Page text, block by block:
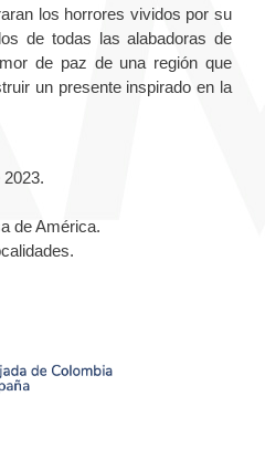
los horrores vividos por su
de todas las alabadoras de
de paz de una región que
un presente inspirado en la
de América.